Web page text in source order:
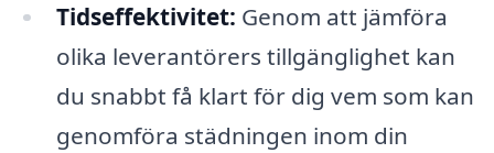
Tidseffektivitet: Genom att jämföra
olika leverantörers tillgänglighet kan
du snabbt få klart för dig vem som kan
genomföra städningen inom din